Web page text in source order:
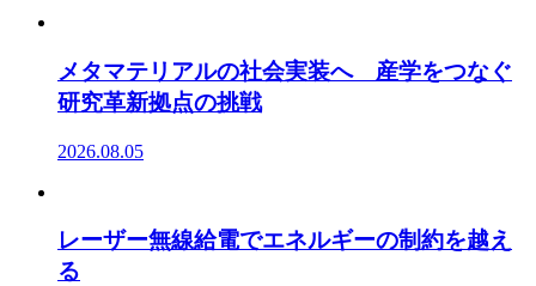
メタマテリアルの社会実装へ 産学をつなぐ
研究革新拠点の挑戦
2026.08.05
レーザー無線給電でエネルギーの制約を越え
る